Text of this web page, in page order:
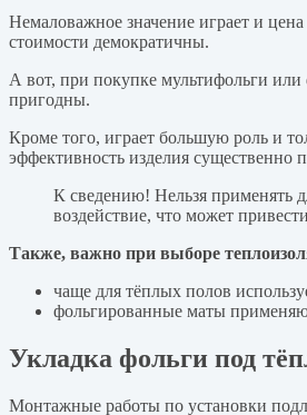
Немаловажное значение играет и
стоимости демократичны.
А вот, при покупке мультифольги или
пригодны.
Кроме того, играет большую роль и
эффективность изделия существенно
К сведению! Нельзя применять
воздействие, что может
Также, важно при выборе
чаще для тёплых полов
фольгированные маты
Укладка фольги под
Монтажные работы по установки